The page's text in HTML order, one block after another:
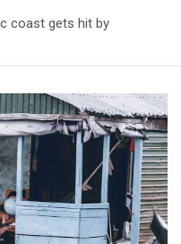
coast gets hit by